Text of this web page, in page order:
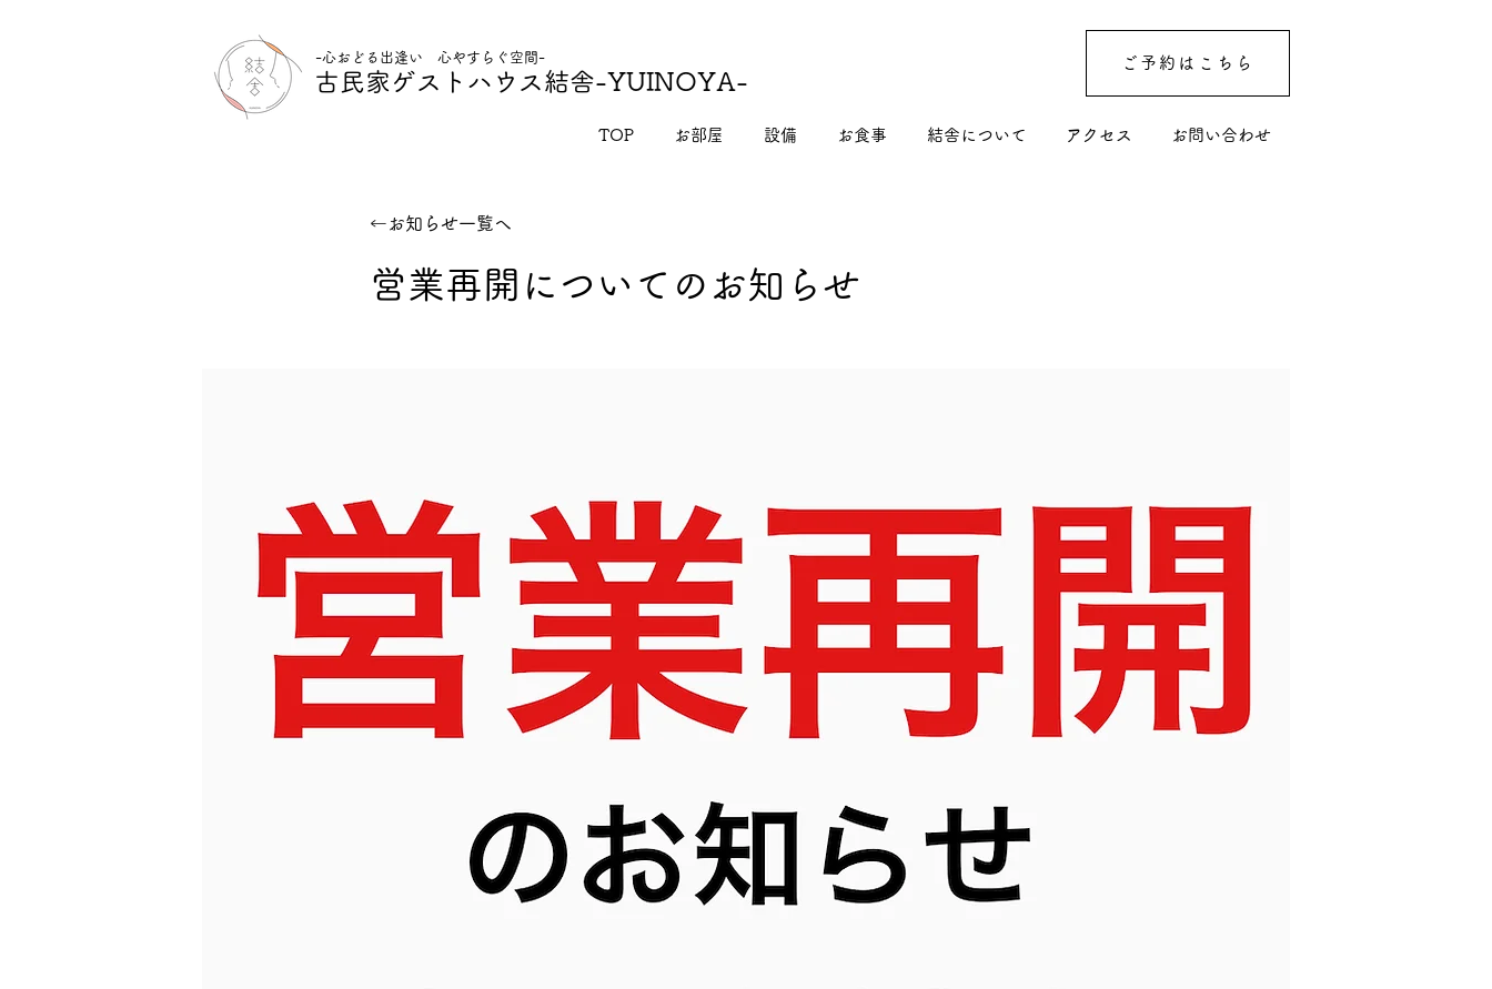
-心おどる出逢い 心やすらぐ空間-
古民家ゲストハウス結舎-YUINOYA-
ご予約はこちら
TOP お部屋 設備 お食事 結舎について アクセス お問い合わせ
←お知らせ一覧へ
営業再開についてのお知らせ